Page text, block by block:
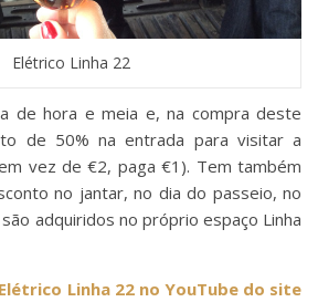
Elétrico Linha 22
de hora e meia e, na compra deste
de 50% na entrada para visitar a
vez de €2, paga €1). Tem também
no jantar, no dia do passeio, no
adquiridos no próprio espaço Linha
Linha 22 no YouTube do site